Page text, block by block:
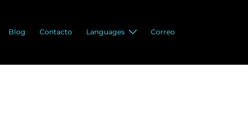
Blog Contacto Languages Correo